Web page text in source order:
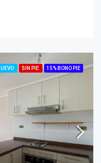
SIN PIE 15% BONO PIE